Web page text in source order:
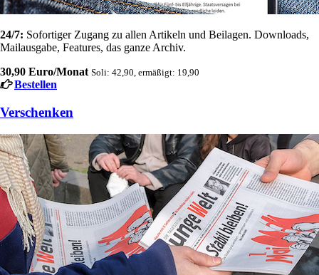
24/7: Sofortiger Zugang zu allen Artikeln und Beilagen. Downloads,
Mailausgabe, Features, das ganze Archiv.
30,90 Euro/Monat Soli: 42,90, ermäßigt: 19,90
Bestellen
Verschenken